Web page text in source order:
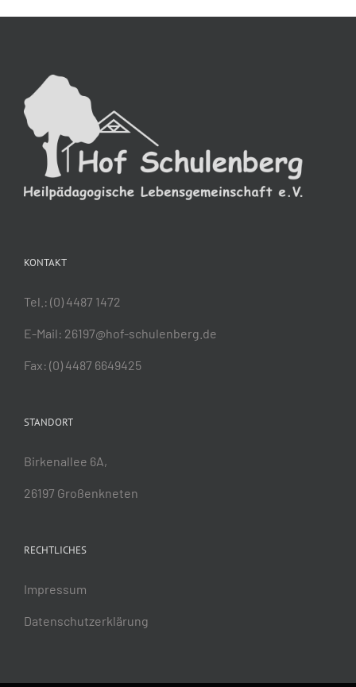
KONTAKT
Tel.: (0) 4487 1472
E-Mail: 26197@hof-schulenberg.de
Fax: (0) 4487 6649425
STANDORT
Birkenallee 6A,
26197 Großenkneten
RECHTLICHES
Impressum
Datenschutzerklärung